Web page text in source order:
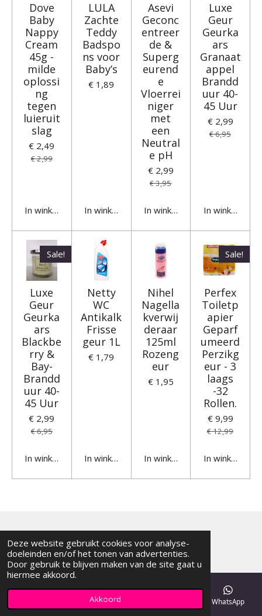
Deze website gebruikt cookies voor analyse-
doeleinden en/of het tonen van advertenties.
Door gebruik te blijven maken van de site gaat u
hiermee akkoord.
Akkoord
Dove
Baby
Nappy
Cream
45g -
milde
oplossi
ng
tegen
luieruit
slag
€ 2,49
€ 2,99
In winkelwagen
LULA
Zachte
Teddy
Badspo
ns voor
Baby’s
€ 1,89
In winkelwagen
Asevi
Geconc
entreer
de &
Superg
eurend
e
Vloerrei
niger
met
een
Neutral
e pH
€ 2,99
€ 3,95
In winkelwagen
Luxe
Geur
Geurka
ars
Granaat
appel
Brandd
uur 40-
45 Uur
€ 2,99
€ 6,95
In
Sale!
Luxe
Geur
Geurka
ars
Blackbe
rry &
Bay-
Brandd
uur 40-
45 Uur
€ 2,99
€ 6,95
In winkelwagen
Netty
WC
Antikalk
Frisse
geur 1L
€ 1,79
In winkelwagen
Nihel
Nagella
kverwij
deraar
125ml
Rozeng
eur
€ 1,95
In winkelwagen
Sale!
Perfex
Toiletp
apier
Geparf
umeerd
Perzikg
eur - 3
laags
-32
Rollen.
€ 9,99
€ 12,99
In
© 2024Moline.nl
Telefoonnummer WhatsApp